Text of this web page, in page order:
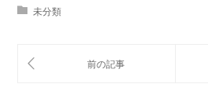
未分類